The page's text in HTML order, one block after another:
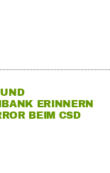
ERINNERN
BEIM CSD